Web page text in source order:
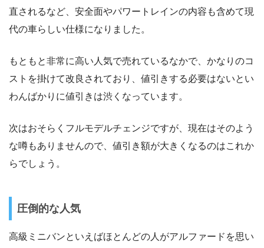
直されるなど、安全面やパワートレインの内容も含めて現
代の車らしい仕様になりました。
もともと非常に高い人気で売れているなかで、かなりのコ
ストを掛けて改良されており、値引きする必要はないとい
わんばかりに値引きは渋くなっています。
次はおそらくフルモデルチェンジですが、現在はそのよう
な噂もありませんので、値引き額が大きくなるのはこれか
らでしょう。
圧倒的な人気
高級ミニバンといえばほとんどの人がアルファードを思い